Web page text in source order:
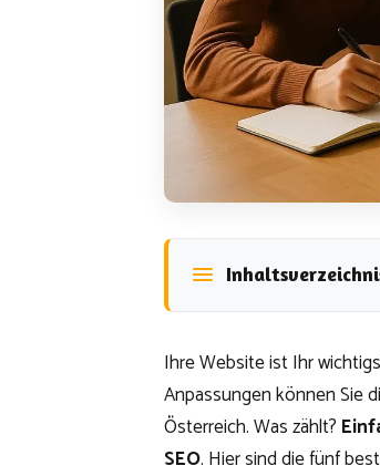
Ihre Website ist Ihr
Anpassungen können Sie
Österreich. Was zählt?
SEO. Hier sind die fünf